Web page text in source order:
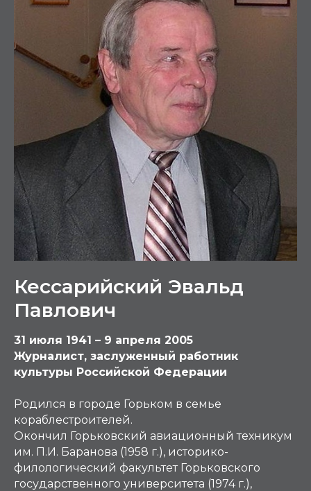
Кессарийский Эвальд
Павлович
31 июля 1941 – 9 апреля 2005
Журналист, заслуженный работник
культуры Российской Федерации
Родился в городе Горьком в семье
кораблестроителей.
Окончил Горьковский авиационный техникум
им. П.И. Баранова (1958 г.), историко-
филологический факультет Горьковского
государственного университета (1974 г.),